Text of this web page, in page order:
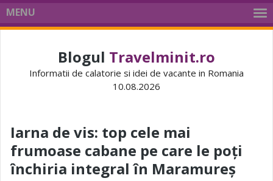
MENU
Blogul Travelminit.ro
Informatii de calatorie si idei de vacante in Romania
10.08.2026
Iarna de vis: top cele mai
frumoase cabane pe care le poți
închiria integral în Maramureș